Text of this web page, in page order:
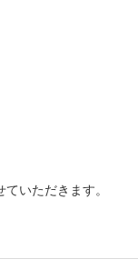
いただきます。